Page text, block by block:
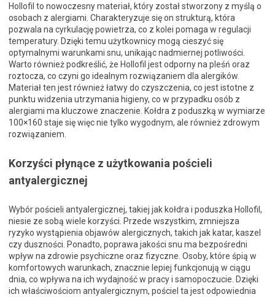
Hollofil to nowoczesny materiał, który został stworzony z myślą o
osobach z alergiami. Charakteryzuje się on strukturą, która
pozwala na cyrkulację powietrza, co z kolei pomaga w regulacji
temperatury. Dzięki temu użytkownicy mogą cieszyć się
optymalnymi warunkami snu, unikając nadmiernej potliwości.
Warto również podkreślić, że Hollofil jest odporny na pleśń oraz
roztocza, co czyni go idealnym rozwiązaniem dla alergików.
Materiał ten jest również łatwy do czyszczenia, co jest istotne z
punktu widzenia utrzymania higieny, co w przypadku osób z
alergiami ma kluczowe znaczenie. Kołdra z poduszką w wymiarze
100×160 staje się więc nie tylko wygodnym, ale również zdrowym
rozwiązaniem.
Korzyści płynące z użytkowania pościeli
antyalergicznej
Wybór pościeli antyalergicznej, takiej jak kołdra i poduszka Hollofil,
niesie ze sobą wiele korzyści. Przede wszystkim, zmniejsza
ryzyko wystąpienia objawów alergicznych, takich jak katar, kaszel
czy duszności. Ponadto, poprawa jakości snu ma bezpośredni
wpływ na zdrowie psychiczne oraz fizyczne. Osoby, które śpią w
komfortowych warunkach, znacznie lepiej funkcjonują w ciągu
dnia, co wpływa na ich wydajność w pracy i samopoczucie. Dzięki
ich właściwościom antyalergicznym, pościel ta jest odpowiednia